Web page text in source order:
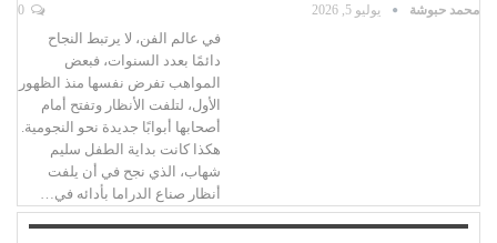
محمد حبوشة يوليو 5, 2026
في عالم الفن، لا يرتبط النجاح
دائمًا بعدد السنوات، فبعض
المواهب تفرض نفسها منذ الظهور
الأول، لتلفت الأنظار وتفتح أمام
أصحابها أبوابًا جديدة نحو النجومية.
هكذا كانت بداية الطفل سليم
شهاب، الذي نجح في أن يلفت
أنظار صناع الدراما بأدائه في…